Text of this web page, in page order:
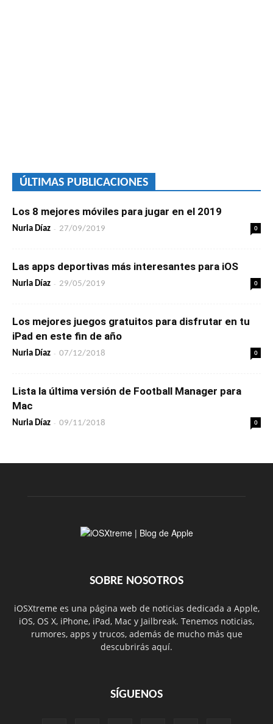
ÚLTIMAS PUBLICACIONES
Los 8 mejores móviles para jugar en el 2019
Nuria Díaz - 27/09/2019 0
Las apps deportivas más interesantes para iOS
Nuria Díaz - 29/05/2019 0
Los mejores juegos gratuitos para disfrutar en tu
iPad en este fin de año
Nuria Díaz - 07/12/2018 0
Lista la última versión de Football Manager para
Mac
Nuria Díaz - 09/11/2018 0
SOBRE NOSOTROS
iOSXtreme es una página web de noticias dedicada a Apple,
iOS, OS X, iPhone, iPad, Mac y Jailbreak. Tenemos noticias,
rumores, apps y trucos, además de mucho más que
descubrirás aquí.
SÍGUENOS